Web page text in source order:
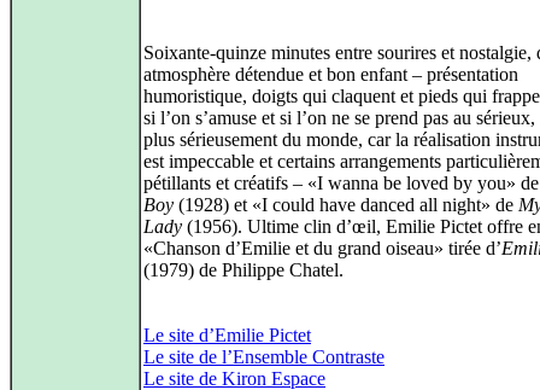
Soixante-quinze minutes entre sourires et nostalgie,
atmosphère détendue et bon enfant – présentation
humoristique, doigts qui claquent et pieds qui
si l’on s’amuse et si l’on ne se prend pas au sérieux,
plus sérieusement du monde, car la réalisation
est impeccable et certains arrangements
pétillants et créatifs – «I wanna be loved by you»
Boy (1928) et «I could have danced all night» de
Lady (1956). Ultime clin d’œil, Emilie Pictet offre
«Chanson d’Emilie et du grand oiseau» tirée d’
(1979) de Philippe Chatel.
Le site d’Emilie Pictet
Le site de l’Ensemble Contraste
Le site de Kiron Espace